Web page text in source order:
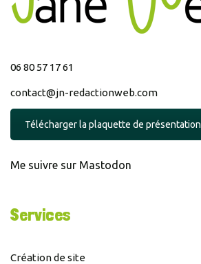
06 80 57 17 61
contact@jn-redactionweb.com
Télécharger la plaquette de présentation
Me suivre sur Mastodon
Services
Création de site